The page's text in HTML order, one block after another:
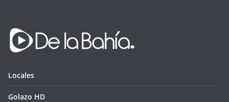
Locales
Golazo HD